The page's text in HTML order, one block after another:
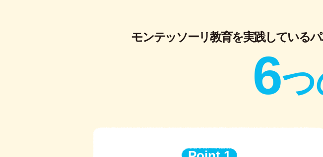
モンテッソーリ教育を実践している
6